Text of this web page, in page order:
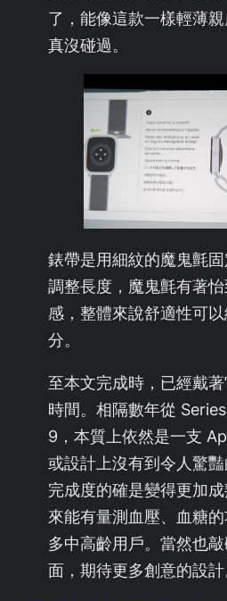
了，能像這款一樣輕薄
真沒碰過。
錶帶是用細紋的魔鬼氈
調整長度，魔鬼氈有著
感，整體來說舒適性可
分。
至本文完成時，已經戴
時間。相隔數年從
9，本質上依然是一支
或設計上沒有到令人驚
完成度的確是變得更加
來能有量測血壓、血糖
多中高齡用戶。當然也
面，期待更多創意的設計